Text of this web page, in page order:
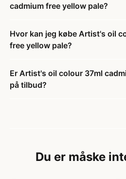
cadmium free yellow pale?
Hvor kan jeg købe Artist's oil
free yellow pale?
Er Artist's oil colour 37ml
på tilbud?
Du er måske